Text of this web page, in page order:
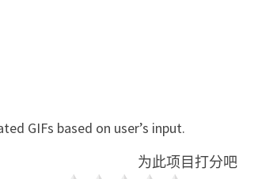
GIFs based on user’s input.
为此项目打分吧